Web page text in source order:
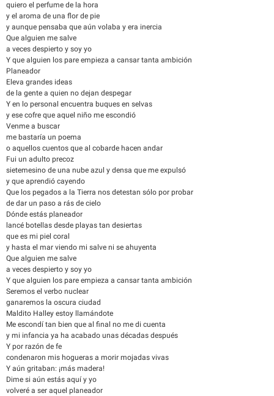
quiero el perfume de la hora
y el aroma de una flor de pie
y aunque pensaba que aún volaba y era inercia
Que alguien me salve
a veces despierto y soy yo
Y que alguien los pare empieza a cansar tanta ambición
Planeador
Eleva grandes ideas
de la gente a quien no dejan despegar
Y en lo personal encuentra buques en selvas
y ese cofre que aquel niño me escondió
Venme a buscar
me bastaría un poema
o aquellos cuentos que al cobarde hacen andar
Fui un adulto precoz
sietemesino de una nube azul y densa que me expulsó
y que aprendió cayendo
Que los pegados a la Tierra nos detestan sólo por probar
de dar un paso a rás de cielo
Dónde estás planeador
lancé botellas desde playas tan desiertas
que es mi piel coral
y hasta el mar viendo mi salve ni se ahuyenta
Que alguien me salve
a veces despierto y soy yo
Y que alguien los pare empieza a cansar tanta ambición
Seremos el verbo nuclear
ganaremos la oscura ciudad
Maldito Halley estoy llamándote
Me escondí tan bien que al final no me di cuenta
y mi infancia ya ha acabado unas décadas después
Y por razón de fe
condenaron mis hogueras a morir mojadas vivas
Y aún gritaban: ¡más madera!
Dime si aún estás aquí y yo
volveré a ser aquel planeador